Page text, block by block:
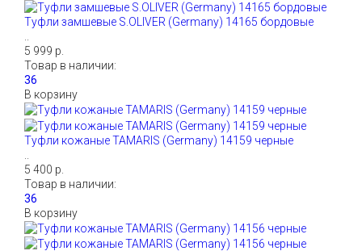
Туфли замшевые S.OLIVER (Germany) 14165 бордовые
5 999 р.
Товар в наличии:
В корзину
Туфли кожаные TAMARIS (Germany) 14159 черные
5 400 р.
Товар в наличии:
В корзину